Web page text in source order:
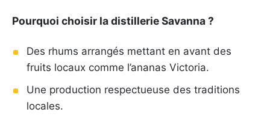
Pourquoi choisir la distillerie Savanna ?
Des rhums arrangés mettant en avant des
fruits locaux comme l’ananas Victoria.
Une production respectueuse des traditions
locales.